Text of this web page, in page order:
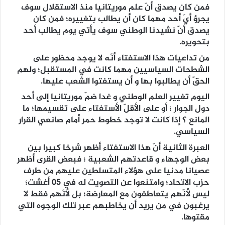
فمن كان يصدق أنّ علم موريتانيا منذ الاستقلال سوف
يجرؤ أيّ أحد مهما كان أن يطالب بتغييره؛ فمن كان
يصدق أنّ نشيدنا الوطني سوف يأتي يوم يطالب أحد
بتحويره.
من تداعيات هذا الاستفتاء أنّه لا يوجد محظور على
الشطحات السياسيين مهما كانت في المستقبل؛ ولهم
الحقّ أن يطالبوا بها و أن يستفتوا الشعب عليها.
اليوم تغيير العلم الوطني و غدا ضمّ موريتانيا إلى أحد
دول الجوار ؛ أو على الأقلّ الأستفتاء على تقسيمها؛ ما
المانع ؟ إذا كانت لا توجد خطوط حمر أمام صانعي القرار
السياسي.
العبرة الثانية أنّ هذا الاستفتاء أظهر شرخا كبيرا بين
بعض الوجهاء و قاعدتهم الشعبية ؛ فبعض القرى أظهر
عصيانا مدنيا على هؤلاء المتسلطين عليهم من طرف
حزب الاتحاد؛ وامتنعوا عن التصويت له في 05 أغشت؛
ليس لأنّهم يتعاطفون مع المعارضة؛ بل لأنّهم فقط لا
يرغبون في من يريد أن يخاطبهم عبر تلك الوجوه التي
مقتوها.